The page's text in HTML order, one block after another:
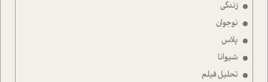
زندگی
نوجوان
پلاس
شیوانا
تحلیل فیلم